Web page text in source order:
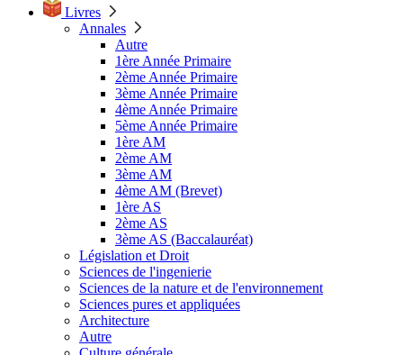
Livres
Annales
Autre
1ère Année Primaire
2ème Année Primaire
3ème Année Primaire
4ème Année Primaire
5ème Année Primaire
1ère AM
2ème AM
3ème AM
4ème AM (Brevet)
1ère AS
2ème AS
3ème AS (Baccalauréat)
Législation et Droit
Sciences de l'ingenierie
Sciences de la nature et de l'environnement
Sciences pures et appliquées
Architecture
Autre